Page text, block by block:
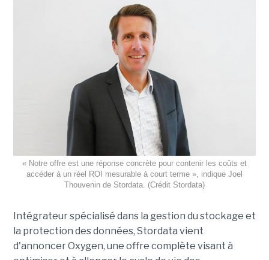
« Notre offre est une réponse concrète pour contenir les coûts et
accéder à un réel ROI mesurable à court terme », indique Joel
Thouvenin de Stordata. (Crédit Stordata)
Intégrateur spécialisé dans la gestion du stockage et
la protection des données, Stordata vient
d'annoncer Oxygen, une offre complète visant à